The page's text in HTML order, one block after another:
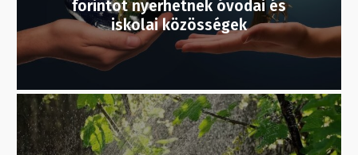
forintot nyerhetnek óvodai és
iskolai közösségek